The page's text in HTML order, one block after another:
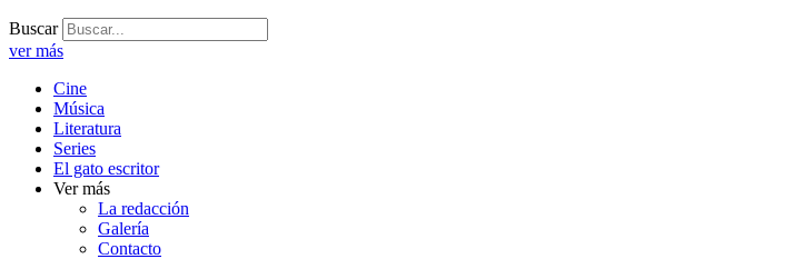
Buscar
ver más
Cine
Música
Literatura
Series
El gato escritor
Ver más
La redacción
Galería
Contacto